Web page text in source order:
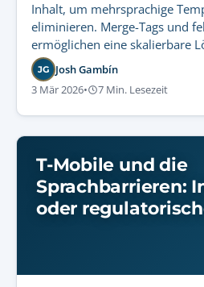
Inhalt, um mehrsprachige
eliminieren. Merge-Tags und
ermöglichen eine skalierbare
Wartungsaufwand senkt und
garantiert.
JG Josh Gambín
3 Mär 2026• 7 Min. Lesezeit
T-Mobile und die
Sprachbarrieren:
oder